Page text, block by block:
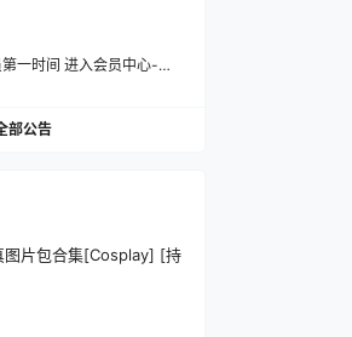
入会员中心-我的设置中为您的账号绑定邮箱!
部公告
图片包合集[Cosplay] [持